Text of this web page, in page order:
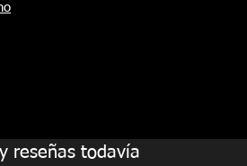
- Sin Correas,
funcionamiento.
reseñas todavía